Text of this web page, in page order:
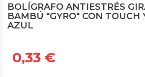
BOLÍGRAFO ANTIESTRÉS
BAMBÚ "GYRO" CON TOUCH
AZUL
0,33 €